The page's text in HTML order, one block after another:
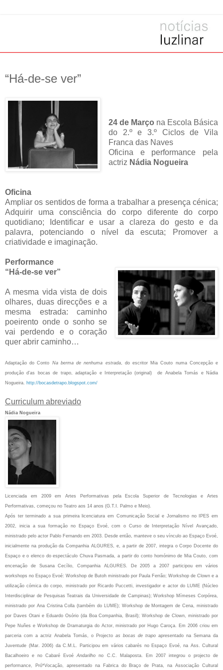
“Há-de-se ver”
24 de Março na Escola Básica
do 2.º e 3.º Ciclos de Vila
Franca das Naves
Oficina e performance pela
actriz NádiaNogueira
Oficina
Ampliar os sentidos de forma a trabalhar a presença cénica;
Adquirir uma consciência do corpo diferente do corpo
quotidiano; Identificar e usar a clareza do gesto e da
palavra, potenciando o nível da escuta; Promover a
criatividade e imaginação.
Performance
“Há-de-se ver”
A mesma vida vista de dois
olhares, duas direcções e a
mesma estrada: caminho
poeirento onde o sonho se
vai perdendo e o coração
quer abrir caminho…
Adaptação do Conto Na berma de nenhuma estrada, do escritor Mia Couto numa Concepção e
produção d'as bocas de trapo, adaptação e Interpretação (original) de Anabela Tomás e Nádia
Nogueira. http://bocasdetrapo.blogspot.com/
Curriculum abreviado
Nádia Nogueira
Licenciada em 2009 em Artes Performativas pela Escola Superior de Tecnologias e Artes
Performativas, começou no Teatro aos 14 anos (G.T.I. Palmo e Meio).
Após ter terminado a sua primeira licenciatura em Comunicação Social e Jornalismo no IPES em
2002, inicia a sua formação no Espaço Evoé, com o Curso de Interpretação Nível Avançado,
ministrado pelo actor Pablo Fernando em 2003. Desde então, manteve o seu vínculo ao Espaço Evoé,
inicialmente na produção da Companhia ALGURES, e, a partir de 2007, integra o Corpo Docente do
Espaço e o elenco do espectáculo Chuva Pasmada, a partir do conto homónimo de Mia Couto, com
encenação de Susana Cecílio, Companhia ALGURES. De 2005 a 2007 participou em vários
workshops no Espaço Evoé: Workshop de Butoh ministrado por Paula Ferrão; Workshop de Clown e a
utilização cómica do corpo, ministrado por Ricardo Puccetti, investigador e actor do LUME (Núcleo
Interdisciplinar de Pesquisas Teatrais da Universidade de Campinas); Workshop Mímeses Corpórea,
ministrado por Ana Cristina Colla (também do LUME); Workshop de Montagem de Cena, ministrado
por Daves Otani e Eduardo Osório (da Boa Companhia, Brasil); Workshop de Clown, ministrado por
Pepe Nuñes e Workshop de Dramaturgia do Actor, ministrado por Hugo Caroça. Em 2006 criou em
parceria com a actriz Anabela Tomás, o Projecto as bocas de trapo apresentado na Semana da
Juventude (Mar. 2006) da C.M.L. Participou em vários cabarés no Espaço Evoé, na Ass. Cultural
Bacalhoeiro e no Cabaré EvoéAndarilho no C.C. Malaposta. Em 2007 integrou o projecto de
performance, Pró*Vocação, apresentado na Fabrica do Braço de Prata, na Associação Cultural